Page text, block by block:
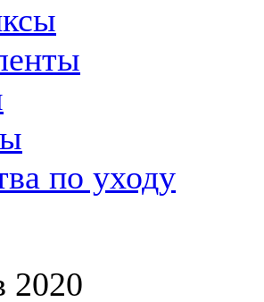
по уходу
2020